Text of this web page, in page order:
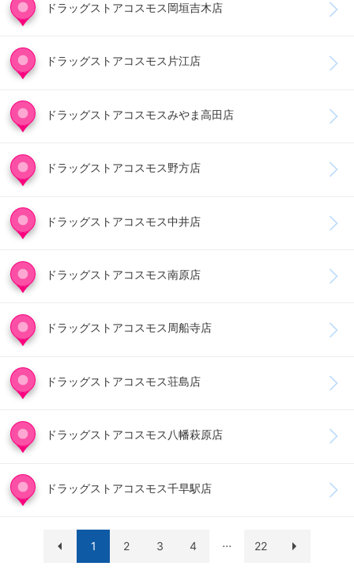
ドラッグストアコスモス岡垣吉木店
ドラッグストアコスモス片江店
ドラッグストアコスモスみやま高田店
ドラッグストアコスモス野方店
ドラッグストアコスモス中井店
ドラッグストアコスモス南原店
ドラッグストアコスモス周船寺店
ドラッグストアコスモス荘島店
ドラッグストアコスモス八幡萩原店
ドラッグストアコスモス千早駅店
1 2 3 4 ... 22